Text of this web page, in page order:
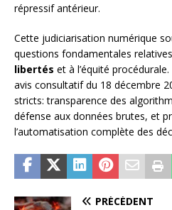
répressif antérieur.
Cette judiciarisation numérique
questions fondamentales
libertés et à l’équité
avis consultatif du 18 décembre
stricts: transparence des
défense aux données brutes, et
l’automatisation complète des
PRÉCÉDENT